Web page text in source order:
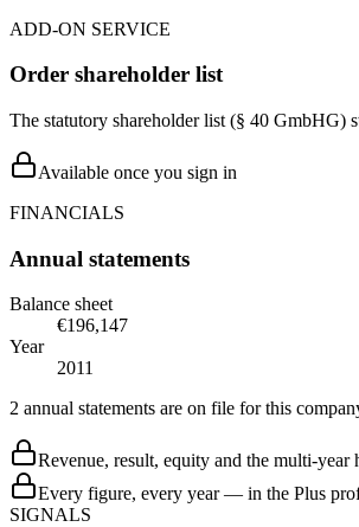
ADD-ON SERVICE
Order shareholder list
The statutory shareholder list (§ 40
Available once you sign in
FINANCIALS
Annual statements
Balance sheet
€196,147
Year
2011
2 annual statements are on file for this
Revenue, result, equity and the multi-year
Every figure, every year — in the Plus
SIGNALS